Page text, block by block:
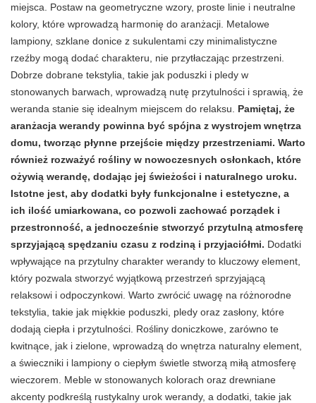
miejsca. Postaw na geometryczne wzory, proste linie i neutralne
kolory, które wprowadzą harmonię do aranżacji. Metalowe
lampiony, szklane donice z sukulentami czy minimalistyczne
rzeźby mogą dodać charakteru, nie przytłaczając przestrzeni.
Dobrze dobrane tekstylia, takie jak poduszki i pledy w
stonowanych barwach, wprowadzą nutę przytulności i sprawią, że
weranda stanie się idealnym miejscem do relaksu. Pamiętaj, że
aranżacja werandy powinna być spójna z wystrojem wnętrza
domu, tworząc płynne przejście między przestrzeniami. Warto
również rozważyć rośliny w nowoczesnych osłonkach, które
ożywią werandę, dodając jej świeżości i naturalnego uroku.
Istotne jest, aby dodatki były funkcjonalne i estetyczne, a
ich ilość umiarkowana, co pozwoli zachować porządek i
przestronność, a jednocześnie stworzyć przytulną atmosferę
sprzyjającą spędzaniu czasu z rodziną i przyjaciółmi. Dodatki
wpływające na przytulny charakter werandy to kluczowy element,
który pozwala stworzyć wyjątkową przestrzeń sprzyjającą
relaksowi i odpoczynkowi. Warto zwrócić uwagę na różnorodne
tekstylia, takie jak miękkie poduszki, pledy oraz zasłony, które
dodają ciepła i przytulności. Rośliny doniczkowe, zarówno te
kwitnące, jak i zielone, wprowadzą do wnętrza naturalny element,
a świeczniki i lampiony o ciepłym świetle stworzą miłą atmosferę
wieczorem. Meble w stonowanych kolorach oraz drewniane
akcenty podkreślą rustykalny urok werandy, a dodatki, takie jak